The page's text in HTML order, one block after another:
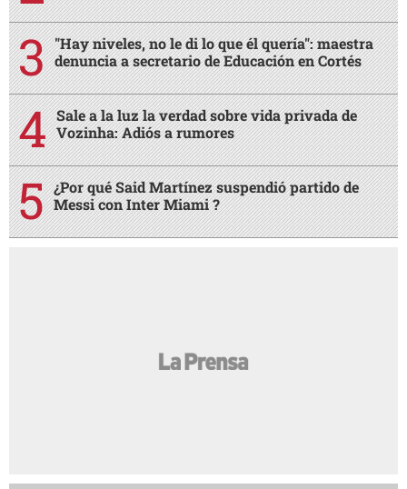
"Hay niveles, no le di lo que él quería": maestra
denuncia a secretario de Educación en Cortés
Sale a la luz la verdad sobre vida privada de
Vozinha: Adiós a rumores
¿Por qué Said Martínez suspendió partido de
Messi con Inter Miami ?